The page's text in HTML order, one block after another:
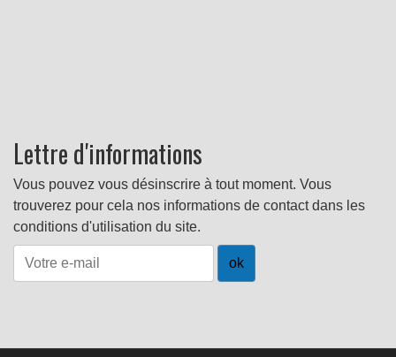
Lettre d'informations
Vous pouvez vous désinscrire à tout moment. Vous
trouverez pour cela nos informations de contact dans les
conditions d'utilisation du site.